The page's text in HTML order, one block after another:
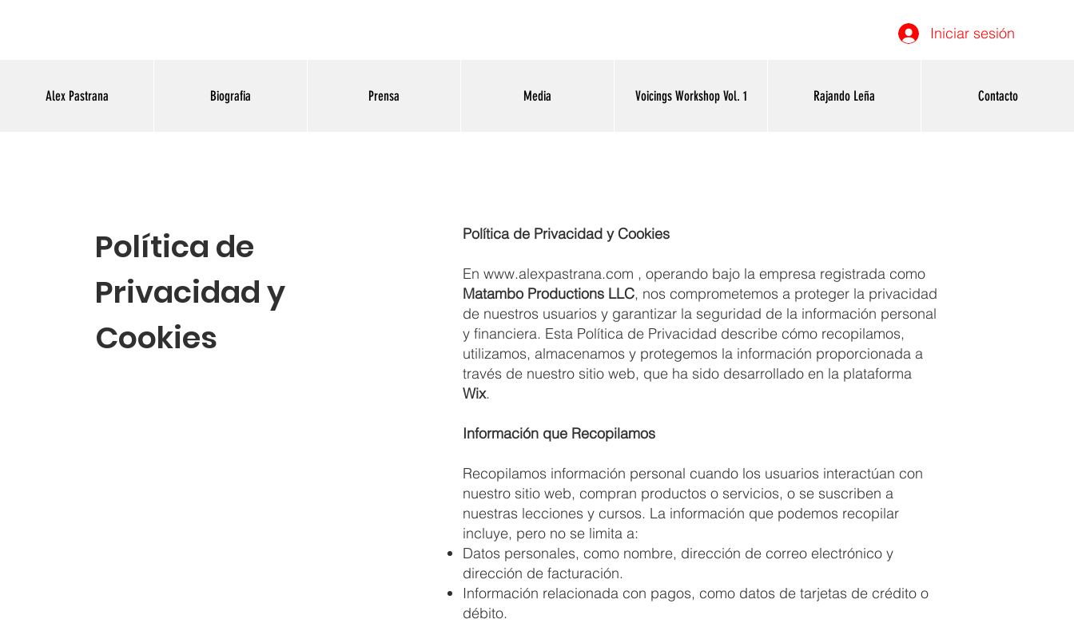
Iniciar sesión
Alex Pastrana Biografia Prensa Media Voicings Workshop Vol. 1 Rajando Leña Contacto
Política de
Privacidad y
Cookies
Política de Privacidad y Cookies
Enwww.alexpastrana.com , operando bajo la empresa registrada como
Matambo Productions LLC, nos comprometemos a proteger la privacidad
de nuestros usuarios y garantizar la seguridad de la información personal
y financiera. Esta Política de Privacidad describe cómo recopilamos,
utilizamos, almacenamos y protegemos la información proporcionada a
través de nuestro sitio web, que ha sido desarrollado en la plataforma
Wix.
Información que Recopilamos
Recopilamos información personal cuando los usuarios interactúan con
nuestro sitio web, compran productos o servicios, o se suscriben a
nuestras lecciones y cursos. La información que podemos recopilar
incluye, pero no se limita a:
Datos personales, como nombre, dirección de correo electrónico y
dirección de facturación.
Información relacionada con pagos, como datos de tarjetas de crédito o
débito.